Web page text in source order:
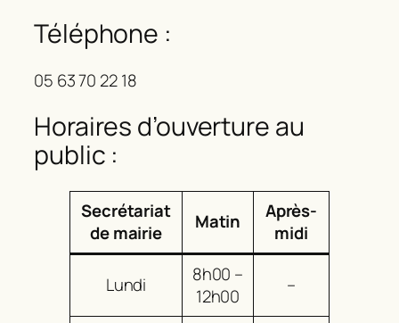
Téléphone :
05 63 70 22 18
Horaires d’ouverture au
public :
Secrétariat
de mairie
Matin
Après-
midi
Lundi
8h00 –
12h00
–